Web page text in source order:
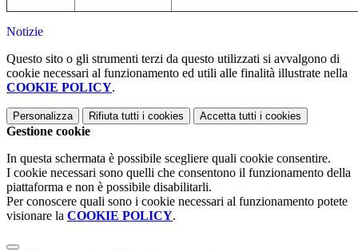
Notizie
Questo sito o gli strumenti terzi da questo utilizzati si avvalgono di
cookie necessari al funzionamento ed utili alle finalità illustrate nella
COOKIE POLICY.
Personalizza Rifiuta tutti i cookies Accetta tutti i cookies
Gestione cookie
In questa schermata è possibile scegliere quali cookie consentire.
I cookie necessari sono quelli che consentono il funzionamento della
piattaforma e non è possibile disabilitarli.
Per conoscere quali sono i cookie necessari al funzionamento potete
visionare la COOKIE POLICY.